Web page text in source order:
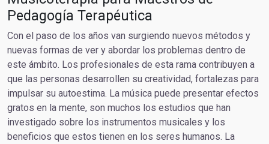
Pedagogía Terapéutica
Con el paso de los años van surgiendo nuevos métodos y
nuevas formas de ver y abordar los problemas dentro de
este ámbito. Los profesionales de esta rama contribuyen a
que las personas desarrollen su creatividad, fortalezas para
impulsar su autoestima. La música puede presentar efectos
gratos en la mente, son muchos los estudios que han
investigado sobre los instrumentos musicales y los
beneficios que estos tienen en los seres humanos. La